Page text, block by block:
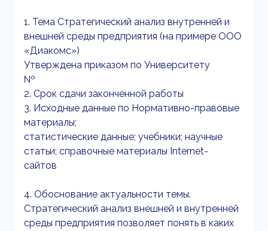
1. Тема Стратегический анализ внутренней и
внешней среды предприятия (на примере ООО
«Диакомс»)
Утверждена приказом по Университету
№
2. Срок сдачи законченной работы
3. Исходные данные по Нормативно-правовые
материалы;
статистические данные; учебники; научные
статьи; справочные материалы Internet-
сайтов
4. Обоснование актуальности темы.
Стратегический анализ внешней и внутренней
среды предприятия позволяет понять в каких